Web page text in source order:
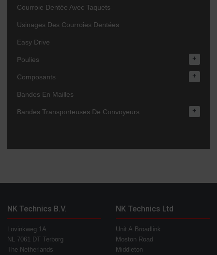
Courroie Dentée Avec Taquets
Usinages Des Courroies Dentées
Easy Drive
Poulies +
Composants +
Bandes En Mailles
Bandes Transporteuses De Convoyeurs +
NK Technics B.V.
Lovinkweg 1A
NL 7061 DT Terborg
The Netherlands
NK Technics Ltd
Unit A Broadlink
Moston Road
Middleton